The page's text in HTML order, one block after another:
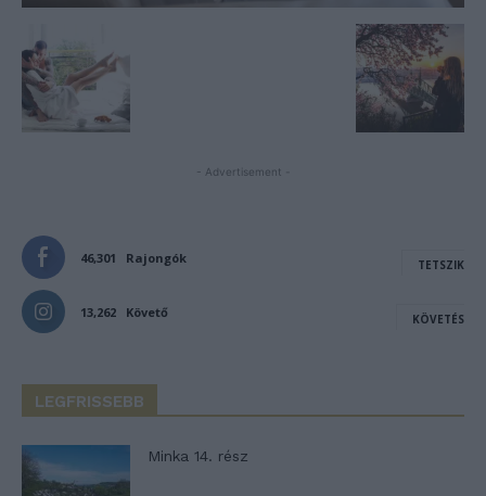
- Advertisement -
46,301 Rajongók TETSZIK
13,262 Követő KÖVETÉS
LEGFRISSEBB
Minka 14. rész